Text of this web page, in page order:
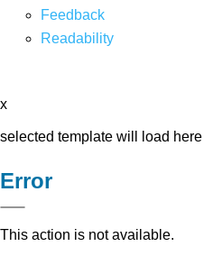
Feedback
Readability
x
selected template will load here
Error
This action is not available.